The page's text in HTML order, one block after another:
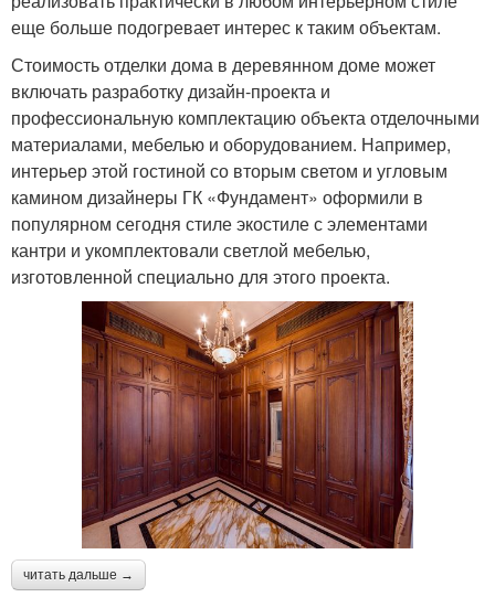
еще больше подогревает интерес к таким объектам.
Стоимость отделки дома в деревянном доме может
включать разработку дизайн-проекта и
профессиональную комплектацию объекта отделочными
материалами, мебелью и оборудованием. Например,
интерьер этой гостиной со вторым светом и угловым
камином дизайнеры ГК «Фундамент» оформили в
популярном сегодня стиле экостиле с элементами
кантри и укомплектовали светлой мебелью,
изготовленной специально для этого проекта.
читать дальше →